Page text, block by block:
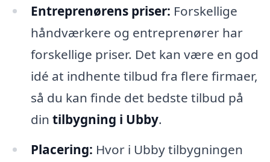
Entreprenørens priser: Forskellige
håndværkere og entreprenører har
forskellige priser. Det kan være en god
idé at indhente tilbud fra flere firmaer,
så du kan finde det bedste tilbud på
din tilbygning i Ubby.
Placering: Hvor i Ubby tilbygningen